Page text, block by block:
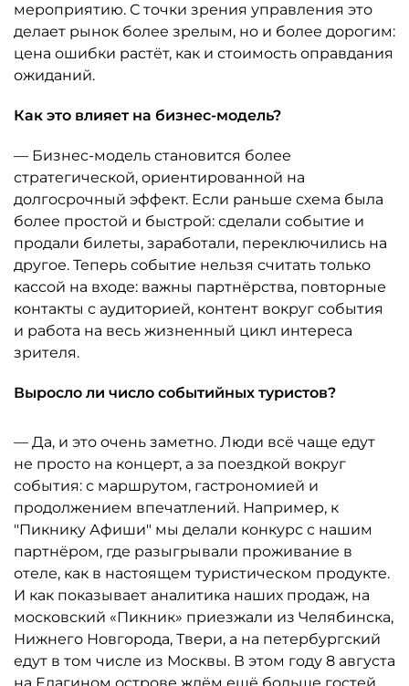
мероприятию. С точки зрения управления это
делает рынок более зрелым, но и более дорогим:
цена ошибки растёт, как и стоимость оправдания
ожиданий.
Как это влияет на бизнес-модель?
— Бизнес-модель становится более
стратегической, ориентированной на
долгосрочный эффект. Если раньше схема была
более простой и быстрой: сделали событие и
продали билеты, заработали, переключились на
другое. Теперь событие нельзя считать только
кассой на входе: важны партнёрства, повторные
контакты с аудиторией, контент вокруг события
и работа на весь жизненный цикл интереса
зрителя.
Выросло ли число событийных туристов?
— Да, и это очень заметно. Люди всё чаще едут
не просто на концерт, а за поездкой вокруг
события: с маршрутом, гастрономией и
продолжением впечатлений. Например, к
"Пикнику Афиши" мы делали конкурс с нашим
партнёром, где разыгрывали проживание в
отеле, как в настоящем туристическом продукте.
И как показывает аналитика наших продаж, на
московский «Пикник» приезжали из Челябинска,
Нижнего Новгорода, Твери, а на петербургский
едут в том числе из Москвы. В этом году 8 августа